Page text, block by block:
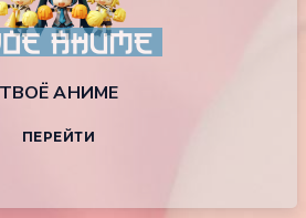
ТВОЁ АНИМЕ
ПЕРЕЙТИ